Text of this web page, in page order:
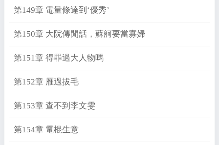
第149章 電量條達到‘優秀’
第150章 大院傳閒話，蘇舸要當寡婦
第151章 得罪過大人物嗎
第152章 雁過拔毛
第153章 查不到李文雯
第154章 電棍生意